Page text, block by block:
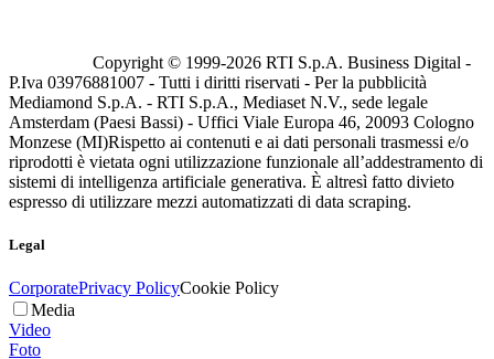
Copyright © 1999-2026 RTI S.p.A. Business Digital -
P.Iva 03976881007 - Tutti i diritti riservati - Per la pubblicità
Mediamond S.p.A. - RTI S.p.A., Mediaset N.V., sede legale
Amsterdam (Paesi Bassi) - Uffici Viale Europa 46, 20093 Cologno
Monzese (MI)Rispetto ai contenuti e ai dati personali trasmessi e/o
riprodotti è vietata ogni utilizzazione funzionale all’addestramento di
sistemi di intelligenza artificiale generativa. È altresì fatto divieto
espresso di utilizzare mezzi automatizzati di data scraping.
Legal
CorporatePrivacy PolicyCookie Policy
Media
Video
Foto